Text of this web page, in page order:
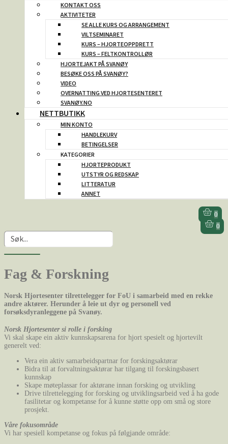
KONTAKT OSS
AKTIVITETER
SE ALLE KURS OG ARRANGEMENT
VILTSEMINARET
KURS – HJORTEOPPDRETT
KURS – FELTKONTROLLØR
HJORTEJAKT PÅ SVANØY
BESØKE OSS PÅ SVANØY?
VIDEO
OVERNATTING VED HJORTESENTERET
SVANØY.NO
NETTBUTIKK
MIN KONTO
HANDLEKURV
BETINGELSER
KATEGORIER
HJORTEPRODUKT
UTSTYR OG REDSKAP
LITTERATUR
ANNET
0
0
Fag & Forskning
Norsk Hjortesenter tilrettelegger for FoU i samarbeid med en rekke
andre aktører. Herunder å leie ut dyr og personell ved
forsøksdyranleggene på Svanøy.
Norsk Hjortesenter si rolle i forsking
Vi skal skape ein aktiv kunnskapsarena for hjort spesielt og hjortevilt
generelt ved:
Vera ein aktiv samarbeidspartnar for forskingsaktørar
Bidra til at forvaltningsaktørar har tilgang til forskingsbasert
kunnskap
Skape møteplassar for aktørane innan forsking og utvikling
Drive tilrettelegging for forsking og utviklingsarbeid ved å ha gode
fasilitetar og kompetanse for å kunne støtte opp om små og store
prosjekt.
Våre fokusområde
Vi har spesiell kompetanse og fokus på følgjande område: